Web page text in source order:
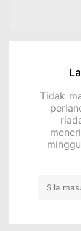
Tidak